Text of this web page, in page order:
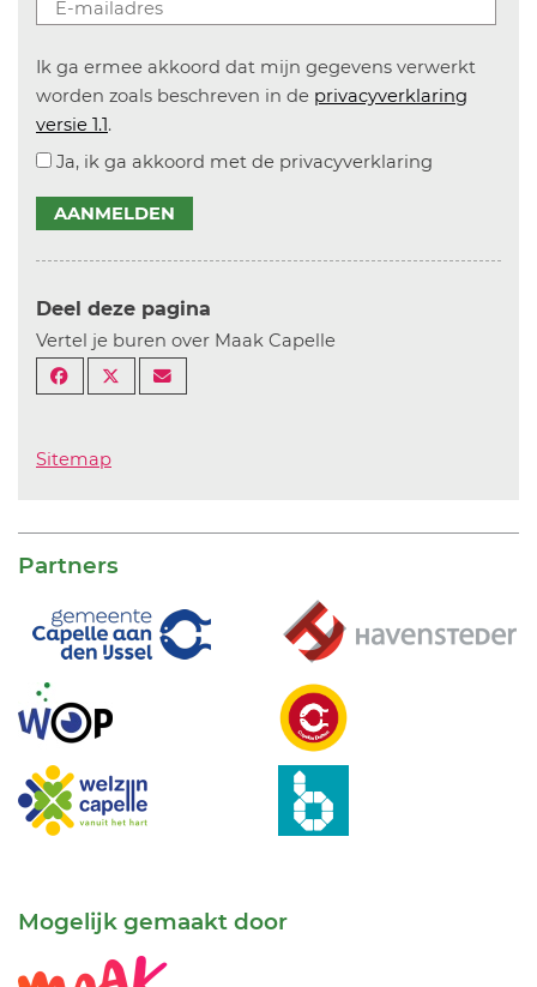
Ik ga ermee akkoord dat mijn gegevens verwerkt
worden zoals beschreven in de privacyverklaring
versie 1.1.
Ja, ik ga akkoord met de privacyverklaring
AANMELDEN
Deel deze pagina
Vertel je buren over Maak Capelle
Sitemap
Partners
Mogelijk gemaakt door